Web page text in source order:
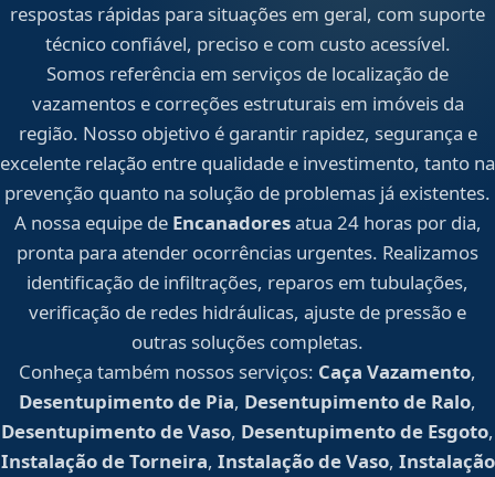
respostas rápidas para situações em geral, com suporte
técnico confiável, preciso e com custo acessível.
Somos referência em serviços de localização de
vazamentos e correções estruturais em imóveis da
região. Nosso objetivo é garantir rapidez, segurança e
excelente relação entre qualidade e investimento, tanto na
prevenção quanto na solução de problemas já existentes.
A nossa equipe de Encanadoresatua 24 horas por dia,
pronta para atender ocorrências urgentes. Realizamos
identificação de infiltrações, reparos em tubulações,
verificação de redes hidráulicas, ajuste de pressão e
outras soluções completas.
Conheça também nossos serviços: Caça Vazamento,
Desentupimento de Pia, Desentupimento de Ralo,
Desentupimento de Vaso, Desentupimento de Esgoto,
Instalação de Torneira, Instalação de Vaso, Instalação